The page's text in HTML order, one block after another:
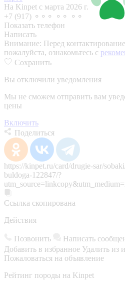
На Kinpet c марта 2026 г.
+7 (917) ⚬⚬⚬ ⚬⚬ ⚬⚬
Показать телефон
Написать
Внимание: Перед
пожалуйста, ознакомьтесь с
Сохранить
Вы отключили уведомления
Мы не сможем отправить вам
цены
Включить
Поделиться
https://kinpet.ru/card/drugie-sar/
buldoga-122847/?
Ссылка скопирована
Действия
Позвонить Написать
Добавить в избранное Удалить из
Пожаловаться на объявление
Рейтинг породы на Kinpet